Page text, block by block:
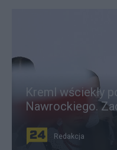
Kreml wściekły
Nawrockiego.
Redakcja